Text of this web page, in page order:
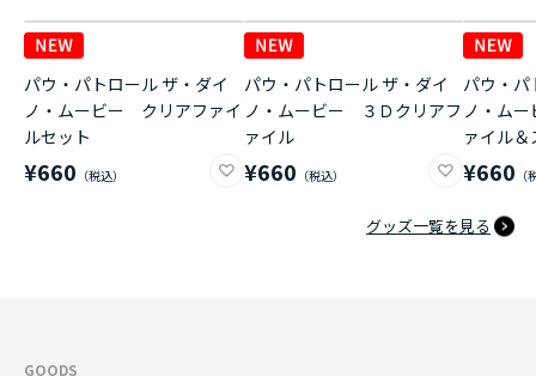
パウ・パトロール ザ・ダイ
ノ・ムービー クリアファイ
ルセット
¥660
パウ・パトロール ザ・ダイ
ノ・ムービー ３Ｄクリアフ
ァイル
¥660
パウ・パ
ノ・ム
ァイル
¥660
グッズ一覧を見る
GOODS